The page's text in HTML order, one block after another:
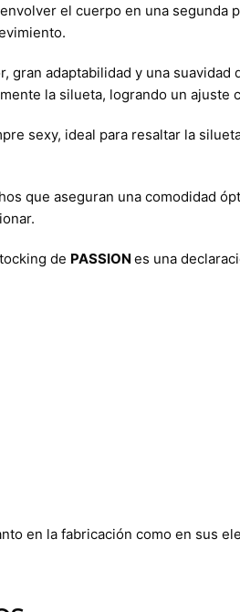
el cuerpo en una segunda
adaptabilidad y una suavidad
la silueta, logrando un ajuste
sexy, ideal para resaltar la
que aseguran una comodidad
de PASSION es una
en la fabricación como en sus